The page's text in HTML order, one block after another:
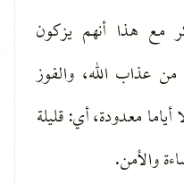
مع هذا أنهم يزكون
من عذاب الله، والفوز
أياما معدودة، أي: قليلة
والأمن.